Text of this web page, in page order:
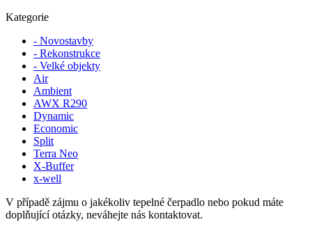
Kategorie
- Novostavby
- Rekonstrukce
- Velké objekty
Air
Ambient
AWX R290
Dynamic
Economic
Split
Terra Neo
X-Buffer
x-well
V případě zájmu o jakékoliv tepelné čerpadlo nebo pokud máte
doplňující otázky, neváhejte nás kontaktovat.